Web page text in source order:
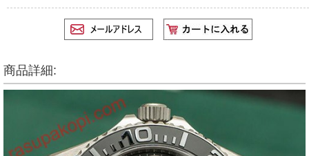
商品詳細: